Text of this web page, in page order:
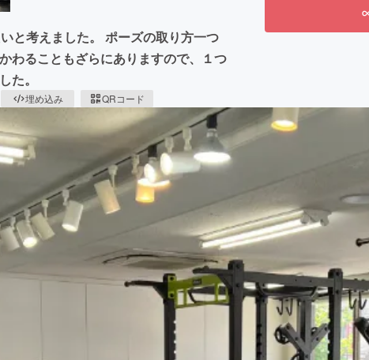
と考えました。 ポーズの取り方一つ
わることもざらにありますので、１つ
た。
埋め込み QRコード